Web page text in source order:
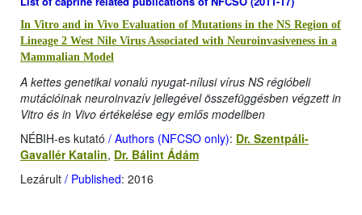
In Vitro and in Vivo Evaluation of Mutations in the NS Region of
Lineage 2 West Nile Virus Associated with Neuroinvasiveness in a
Mammalian Model
A kettes genetikai vonalú nyugat-nílusi vírus NS régióbeli
mutációinak neuroinvazív jellegével összefüggésben végzett in
Vitro és in Vivo értékelése egy emlős modellben
NÉBIH-es kutató / Authors (NFCSO only): Dr. Szentpáli-
Gavallér Katalin, Dr. Bálint Ádám
Lezárult / Published: 2016